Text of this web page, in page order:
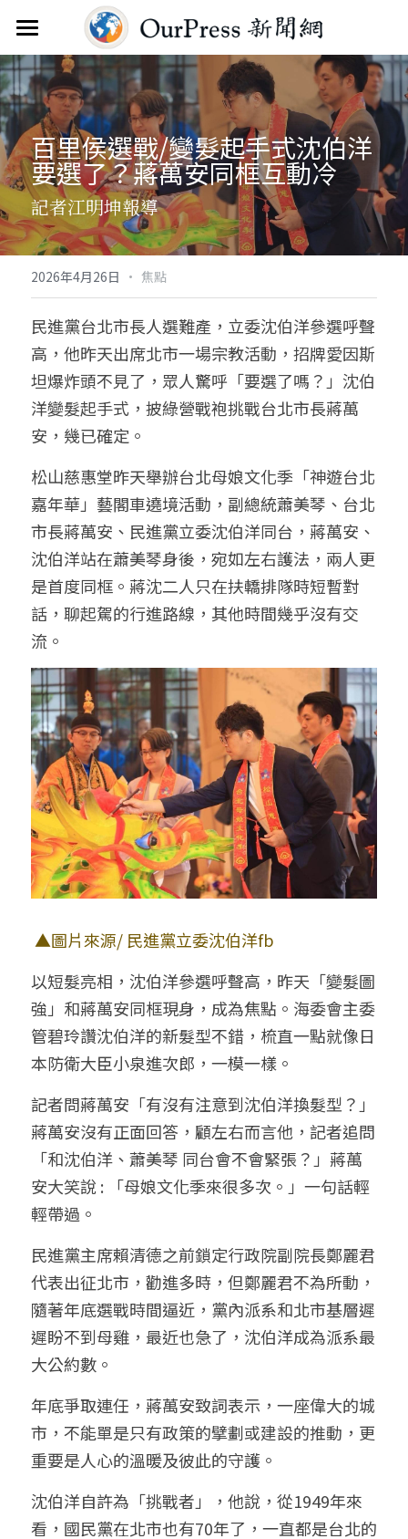
首頁
新聞雲
分類
焦點新聞
觀點評析
文教新聞
綜合生活
人物報導
國際財經
關於
服務
聯繫
訂閱電子報
FAQ
搜索
百里侯選戰/變髮起手式沈伯洋
要選了？蔣萬安同框互動冷
記者江明坤報導
2026年4月26日 · 焦點
民進黨台北市長人選難產，立委沈伯洋參選呼聲
高，他昨天出席北市一場宗教活動，招牌愛因斯
坦爆炸頭不見了，眾人驚呼「要選了嗎？」沈伯
洋變髮起手式，披綠營戰袍挑戰台北市長蔣萬
安，幾已確定。
松山慈惠堂昨天舉辦台北母娘文化季「神遊台北
嘉年華」藝閣車遶境活動，副總統蕭美琴、台北
市長蔣萬安、民進黨立委沈伯洋同台，蔣萬安、
沈伯洋站在蕭美琴身後，宛如左右護法，兩人更
是首度同框。蔣沈二人只在扶轎排隊時短暫對
話，聊起駕的行進路線，其他時間幾乎沒有交
流。
▲圖片來源/ 民進黨立委沈伯洋fb
以短髮亮相，沈伯洋參選呼聲高，昨天「變髮圖
強」和蔣萬安同框現身，成為焦點。海委會主委
管碧玲讚沈伯洋的新髮型不錯，梳直一點就像日
本防衛大臣小泉進次郎，一模一樣。
記者問蔣萬安「有沒有注意到沈伯洋換髮型？」
蔣萬安沒有正面回答，顧左右而言他，記者追問
「和沈伯洋、蕭美琴 同台會不會緊張？」蔣萬
安大笑說 : 「母娘文化季來很多次。」一句話輕
輕帶過。
民進黨主席賴清德之前鎖定行政院副院長鄭麗君
代表出征北市，勸進多時，但鄭麗君不為所動，
隨著年底選戰時間逼近，黨內派系和北市基層遲
遲盼不到母雞，最近也急了，沈伯洋成為派系最
大公約數。
年底爭取連任，蔣萬安致詞表示，一座偉大的城
市，不能單是只有政策的擘劃或建設的推動，更
重要是人心的溫暖及彼此的守護。
沈伯洋自許為「挑戰者」，他說，從1949年來
看，國民黨在北市也有70年了，一直都是台北的